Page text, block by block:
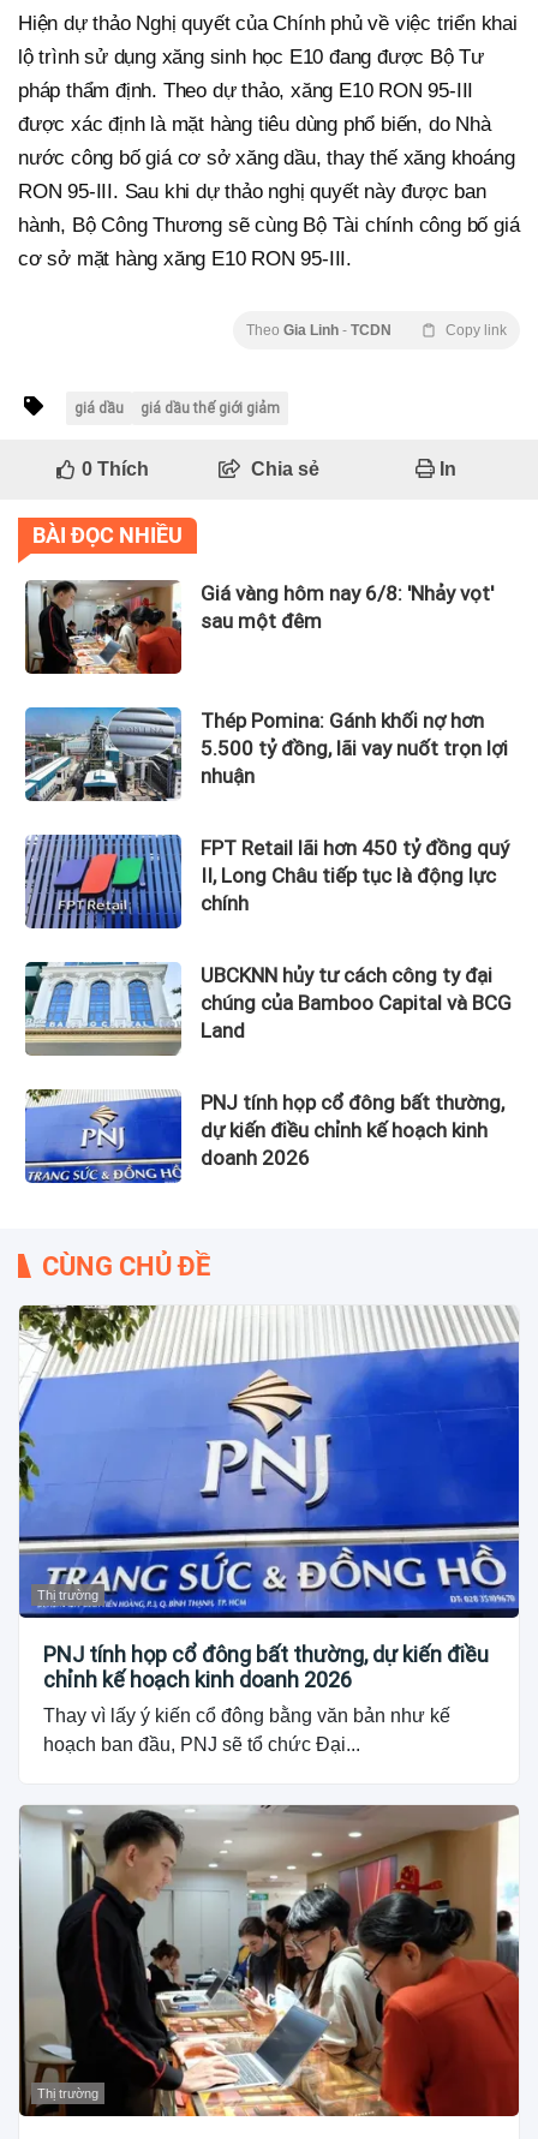
Hiện dự thảo Nghị quyết của Chính phủ về việc triển khai
lộ trình sử dụng xăng sinh học E10 đang được Bộ Tư
pháp thẩm định. Theo dự thảo, xăng E10 RON 95-III
được xác định là mặt hàng tiêu dùng phổ biến, do Nhà
nước công bố giá cơ sở xăng dầu, thay thế xăng khoáng
RON 95-III. Sau khi dự thảo nghị quyết này được ban
hành, Bộ Công Thương sẽ cùng Bộ Tài chính công bố giá
cơ sở mặt hàng xăng E10 RON 95-III.
Theo Gia Linh - TCDN Copy link
giá dầu giá dầu thế giới giảm
0Thích Chia sẻ In
BÀI ĐỌC NHIỀU
Giá vàng hôm nay 6/8: 'Nhảy vọt'
sau một đêm
Thép Pomina: Gánh khối nợ hơn
5.500 tỷ đồng, lãi vay nuốt trọn lợi
nhuận
FPT Retail lãi hơn 450 tỷ đồng quý
II, Long Châu tiếp tục là động lực
chính
UBCKNN hủy tư cách công ty đại
chúng của Bamboo Capital và BCG
Land
PNJ tính họp cổ đông bất thường,
dự kiến điều chỉnh kế hoạch kinh
doanh 2026
CÙNG CHỦ ĐỀ
Thị trường
PNJ tính họp cổ đông bất thường, dự kiến điều
chỉnh kế hoạch kinh doanh 2026
Thay vì lấy ý kiến cổ đông bằng văn bản như kế
hoạch ban đầu, PNJ sẽ tổ chức Đại...
Thị trường